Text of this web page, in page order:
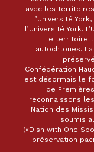
avec les
l’Université
l’Université York.
le territoire
autochtones.
Confédération
est désormais le
de
reconnaissons
Nation des
soumis
(«Dish with One
préservation